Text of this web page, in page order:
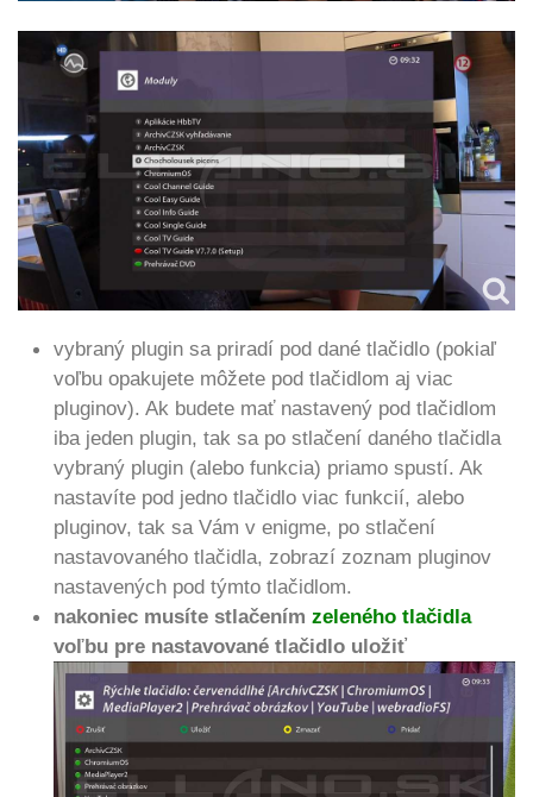
vybraný plugin sa priradí pod dané tlačidlo (pokiaľ
voľbu opakujete môžete pod tlačidlom aj viac
pluginov). Ak budete mať nastavený pod tlačidlom
iba jeden plugin, tak sa po stlačení daného tlačidla
vybraný plugin (alebo funkcia) priamo spustí. Ak
nastavíte pod jedno tlačidlo viac funkcií, alebo
pluginov, tak sa Vám v enigme, po stlačení
nastavovaného tlačidla, zobrazí zoznam pluginov
nastavených pod týmto tlačidlom.
nakoniec musíte stlačením zeleného tlačidla
voľbu pre nastavované tlačidlo uložiť